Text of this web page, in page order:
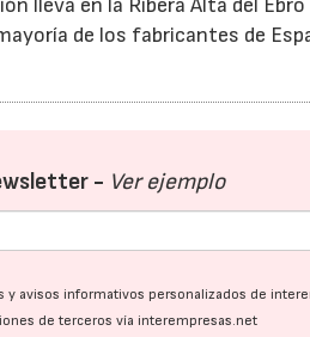
lleva en la Ribera Alta del
de los fabricantes de
- Ver ejemplo
y avisos informativos personalizados de
de terceros vía interempresas.net